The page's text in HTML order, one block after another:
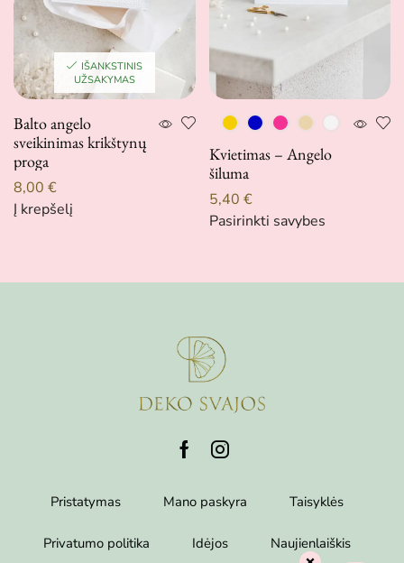
IŠANKSTINIS
UŽSAKYMAS
Balto angelo
sveikinimas krikštynų
proga
8,00 €
Į krepšelį
Kvietimas – Angelo
šiluma
5,40 €
Pasirinkti savybes
Pristatymas Mano paskyra Taisyklės
Privatumo politika Idėjos Naujienlaiškis